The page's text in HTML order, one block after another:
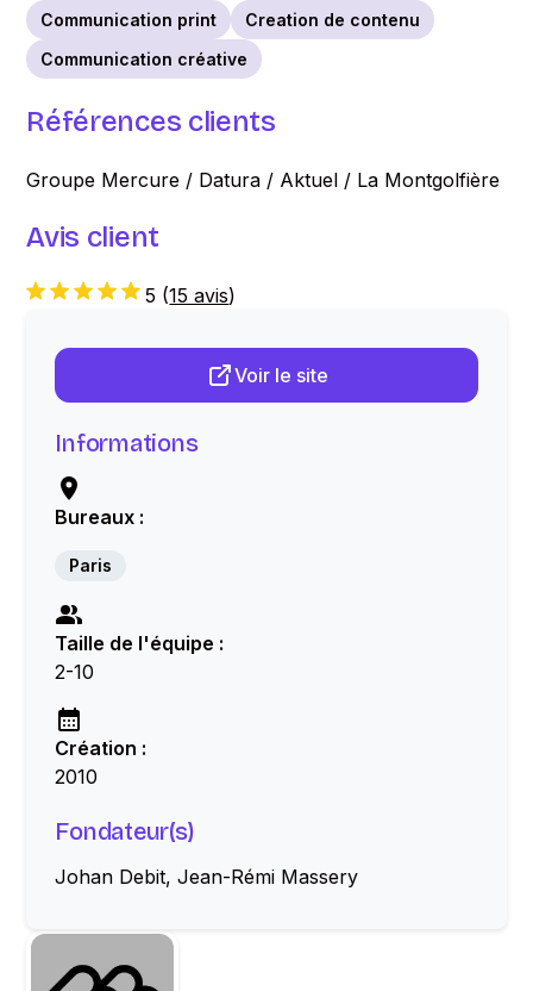
Communication print
Creation de contenu
Communication créative
Références clients
Groupe Mercure / Datura / Aktuel / La Montgolfière
Avis client
5 (15 avis)
Voir le site
Informations
Bureaux :
Paris
Taille de l'équipe :
2-10
Création :
2010
Fondateur(s)
Johan Debit, Jean-Rémi Massery